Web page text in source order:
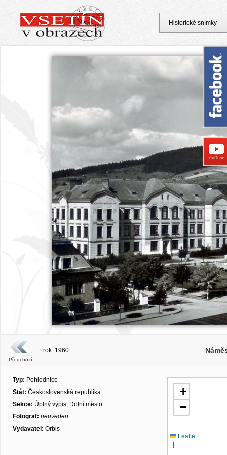
Předchozí
rok: 1960
Typ: Pohlednice
Stát: Československá republika
Sekce: Úplný výpis, Dolní město
Fotograf: neuveden
Vydavatel: Orbis
+
−
Leaflet
|
Historické snímky